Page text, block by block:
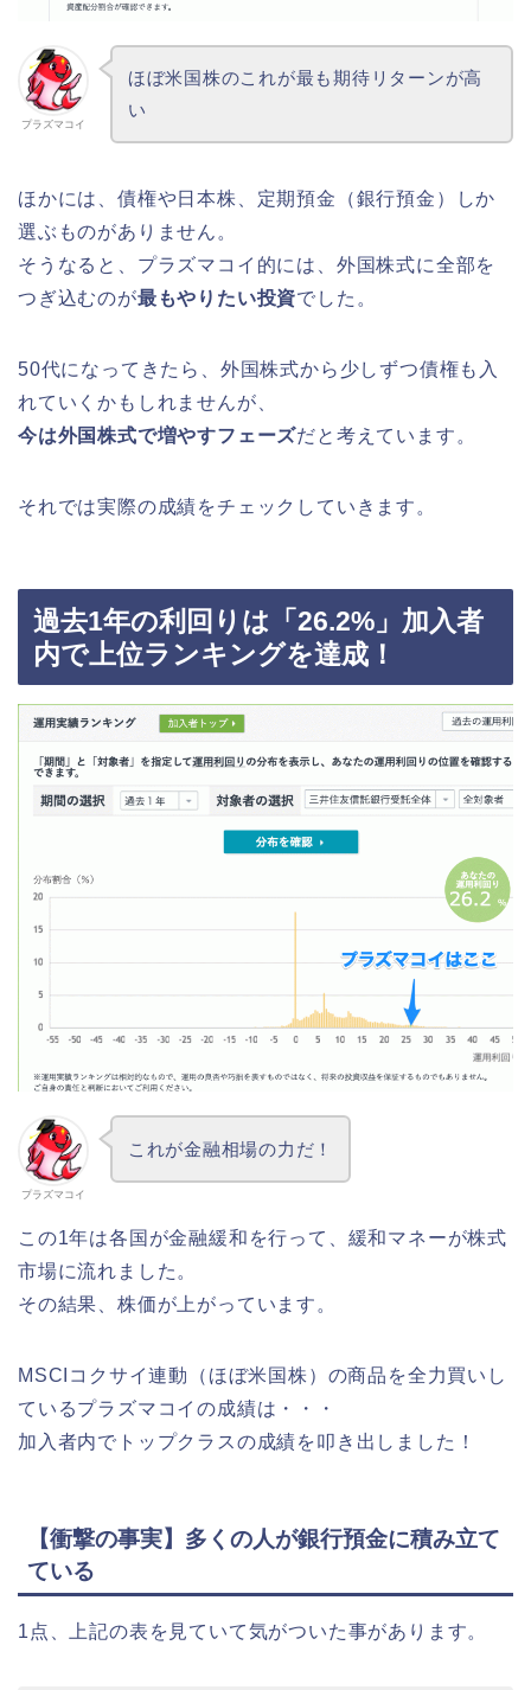
プラズマコイ
ほぼ米国株のこれが最も期待リターンが高
い
ほかには、債権や日本株、定期預金（銀行預金）しか
選ぶものがありません。
そうなると、プラズマコイ的には、外国株式に全部を
つぎ込むのが最もやりたい投資でした。
50代になってきたら、外国株式から少しずつ債権も入
れていくかもしれませんが、
今は外国株式で増やすフェーズだと考えています。
それでは実際の成績をチェックしていきます。
過去1年の利回りは「26.2%」加入者
内で上位ランキングを達成！
プラズマコイ
これが金融相場の力だ！
この1年は各国が金融緩和を行って、緩和マネーが株式
市場に流れました。
その結果、株価が上がっています。
MSCIコクサイ連動（ほぼ米国株）の商品を全力買いし
ているプラズマコイの成績は・・・
加入者内でトップクラスの成績を叩き出しました！
【衝撃の事実】多くの人が銀行預金に積み立て
ている
1点、上記の表を見ていて気がついた事があります。